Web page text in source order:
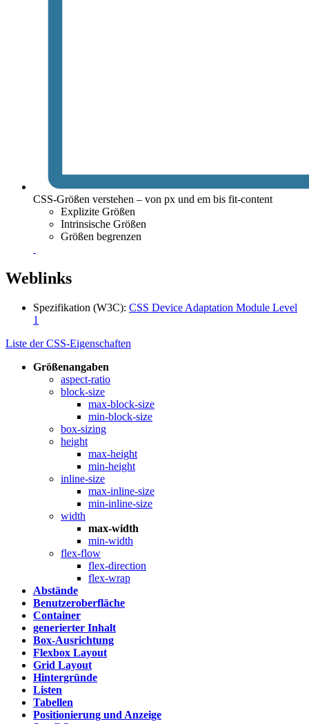
CSS-Größen verstehen – von px und em bis fit-content
Explizite Größen
Intrinsische Größen
Größen begrenzen
Weblinks
Spezifikation (W3C): CSS Device Adaptation Module Level
1
Liste der CSS-Eigenschaften
Größenangaben
aspect-ratio
block-size
max-block-size
min-block-size
box-sizing
height
max-height
min-height
inline-size
max-inline-size
min-inline-size
width
max-width
min-width
flex-flow
flex-direction
flex-wrap
Abstände
Benutzeroberfläche
Container
generierter Inhalt
Box-Ausrichtung
Flexbox Layout
Grid Layout
Hintergründe
Listen
Tabellen
Positionierung und Anzeige